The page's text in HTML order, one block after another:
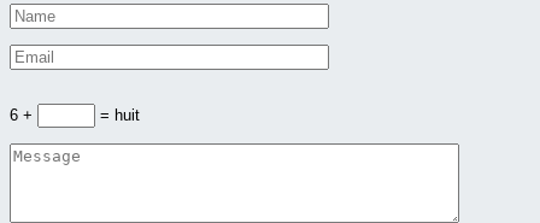
6 + = huit